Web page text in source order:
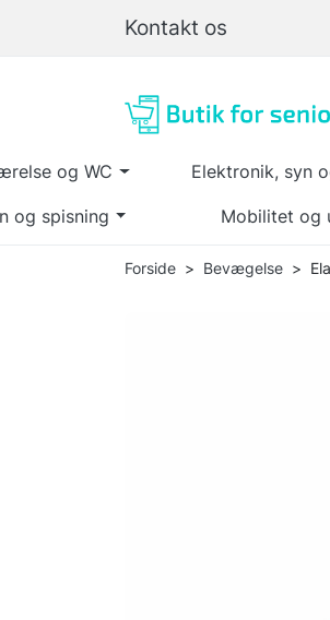
Kontakt os
og WC Elektronik, syn
og spisning Mobilitet og
Forside Bevægelse